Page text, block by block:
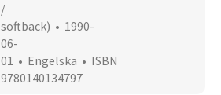
/
softback) • 1990-
06-
01 • Engelska • ISBN
9780140134797